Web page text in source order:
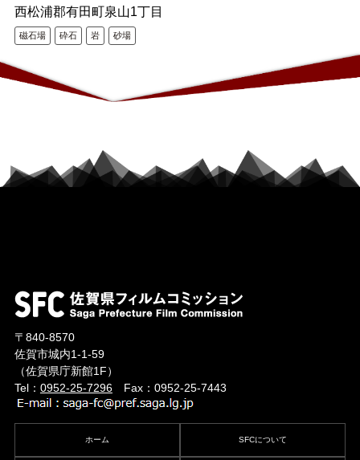
西松浦郡有田町泉山1丁目
磁石場 砕石 岩 砂場
〒840-8570
佐賀市城内1-1-59
（佐賀県庁新館1F）
Tel： 0952-25-7296Fax：0952-25-7443
ホーム SFCについて